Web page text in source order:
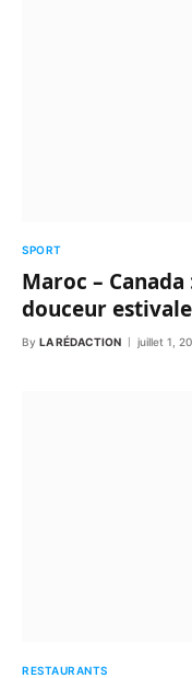
SPORT
Maroc –
douceur
By LA RÉDACTION juillet 1,
RESTAURANTS